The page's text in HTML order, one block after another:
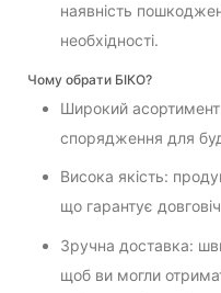
наявність
необхідності.
Чому обрати БІКО?
Широкий
спорядження для
Висока якість:
що гарантує
Зручна доставка:
щоб ви могли